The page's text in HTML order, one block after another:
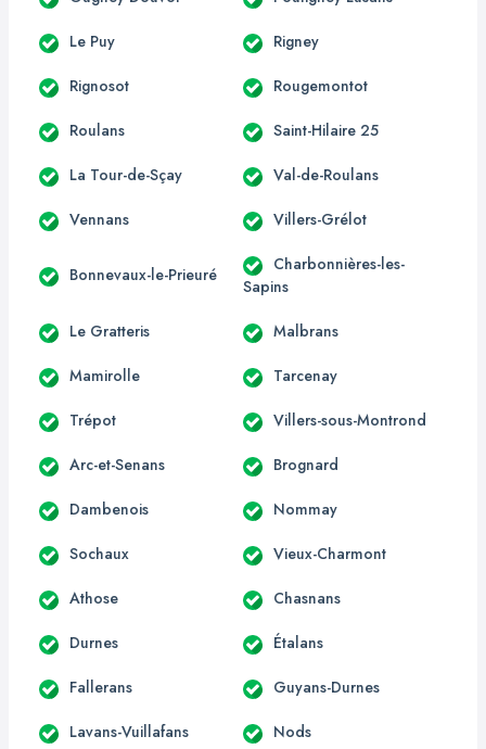
Le Puy Rigney
Rignosot Rougemontot
Roulans Saint-Hilaire 25
La Tour-de-Sçay Val-de-Roulans
Vennans Villers-Grélot
Bonnevaux-le-Prieuré
Charbonnières-les-
Sapins
Le Gratteris Malbrans
Mamirolle Tarcenay
Trépot Villers-sous-Montrond
Arc-et-Senans Brognard
Dambenois Nommay
Sochaux Vieux-Charmont
Athose Chasnans
Durnes Étalans
Fallerans Guyans-Durnes
Lavans-Vuillafans Nods